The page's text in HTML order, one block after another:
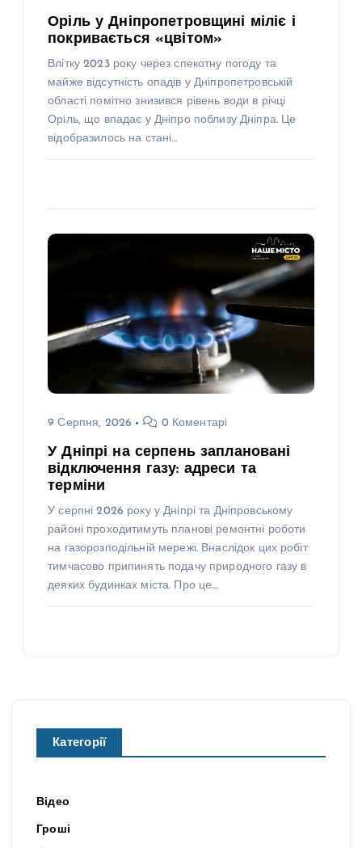
Оріль у Дніпропетровщині міліє і
покривається «цвітом»
Влітку 2023 року через спекотну погоду та
майже відсутність опадів у Дніпропетровській
області помітно знизився рівень води в річці
Оріль, що впадає у Дніпро поблизу Дніпра. Це
відобразилось на стані…
9 Серпня, 2026 0 Коментарі
У Дніпрі на серпень заплановані
відключення газу: адреси та
терміни
У серпні 2026 року у Дніпрі та Дніпровському
районі проходитимуть планові ремонтні роботи
на газорозподільній мережі. Внаслідок цих робіт
тимчасово припинять подачу природного газу в
деяких будинках міста. Про це…
Категорії
Відео
Гроші